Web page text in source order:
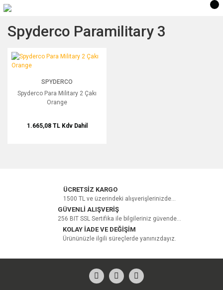
Spyderco Paramilitary 3
Spyderco Para Military 2 Çakı Orange
SPYDERCO
Spyderco Para Military 2 Çakı
Orange
1.665,08 TL Kdv Dahil
ÜCRETSİZ KARGO
1500 TL ve üzerindeki alışverişlerinizde...
GÜVENLİ ALIŞVERİŞ
256 BIT SSL Sertifika ile bilgileriniz güvende...
KOLAY İADE VE DEĞİŞİM
Ürününüzle ilgili süreçlerde yanınızdayız.